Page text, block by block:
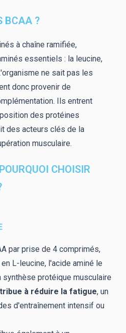
BCAA ?
à chaîne ramifiée,
essentiels : la leucine,
ne sait pas les
donc provenir de
Ils entrent
des protéines
des acteurs clés de la
musculaire.
CHOISIR
par prise de 4 comprimés,
L-leucine, l'acide aminé le
protéique musculaire
à réduire la fatigue, un
d'entraînement intensif ou